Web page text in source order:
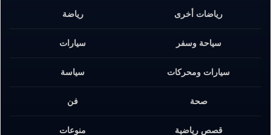
رياضات أخرى رياضة
سياحة وسفر سيارات
سيارات ومحركات سياسة
صحة فن
قصص رياضية منوعات